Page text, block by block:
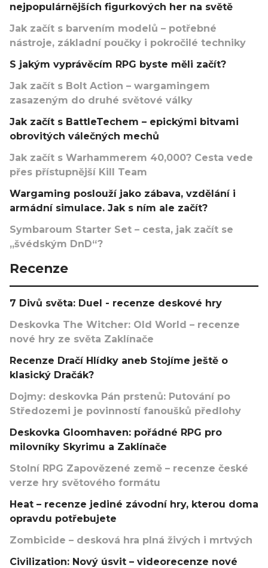
nejpopulárnějších figurkových her na světě
Jak začít s barvením modelů – potřebné
nástroje, základní poučky i pokročilé techniky
S jakým vyprávěcím RPG byste měli začít?
Jak začít s Bolt Action – wargamingem
zasazeným do druhé světové války
Jak začít s BattleTechem – epickými bitvami
obrovitých válečných mechů
Jak začít s Warhammerem 40,000? Cesta vede
přes přístupnější Kill Team
Wargaming poslouží jako zábava, vzdělání i
armádní simulace. Jak s ním ale začít?
Symbaroum Starter Set – cesta, jak začít se
„švédským DnD“?
Recenze
7 Divů světa: Duel - recenze deskové hry
Deskovka The Witcher: Old World – recenze
nové hry ze světa Zaklínače
Recenze Dračí Hlídky aneb Stojíme ještě o
klasický Dračák?
Dojmy: deskovka Pán prstenů: Putování po
Středozemi je povinností fanoušků předlohy
Deskovka Gloomhaven: pořádné RPG pro
milovníky Skyrimu a Zaklínače
Stolní RPG Zapovězené země – recenze české
verze hry světového formátu
Heat – recenze jediné závodní hry, kterou doma
opravdu potřebujete
Zombicide – desková hra plná živých i mrtvých
Civilization: Nový úsvit – videorecenze nové